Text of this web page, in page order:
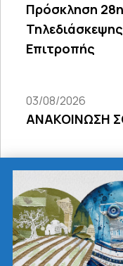
Πρόσκληση
Επιτροπής
03/08/2026
ΑΝΑΚΟΙΝΩΣΗ
31/07/2026
ΠΡΟΣΚΛΗΣΗ
ΣΥΝΕΔΡΙΑΣΗΣ
2026